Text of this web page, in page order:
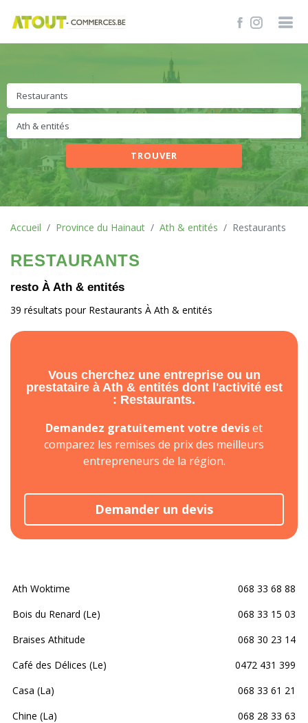
TROUVER
Accueil Province du Hainaut Ath & entités Restaurants
RESTAURANTS
resto À Ath & entités
39 résultats pour Restaurants À Ath & entités
Vous cherchez une entreprise ou un
prestataire à Ath & entités dont l'activité est
: Restaurants.
Demandez gratuitement votre deviset
comparez les remises de prix des meilleurs
entrepreneurs de la région.
Demander un devis
Ath Woktime
068 33 68 88
Bois du Renard (Le)
068 33 15 03
Braises Athitude
068 30 23 14
Café des Délices (Le)
0472 431 399
Casa (La)
068 33 61 21
Chine (La)
068 28 33 63